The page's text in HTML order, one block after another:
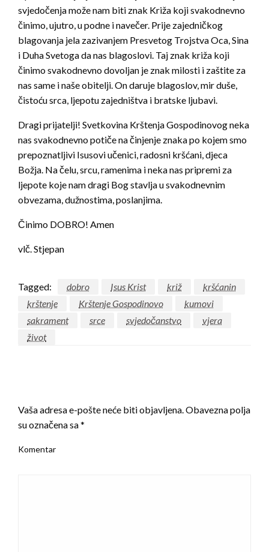
svjedočenja može nam biti znak Križa koji svakodnevno
činimo, ujutro, u podne i navečer. Prije zajedničkog
blagovanja jela zazivanjem Presvetog Trojstva Oca, Sina
i Duha Svetoga da nas blagoslovi. Taj znak križa koji
činimo svakodnevno dovoljan je znak milosti i zaštite za
nas same i naše obitelji. On daruje blagoslov, mir duše,
čistoću srca, ljepotu zajedništva i bratske ljubavi.
Dragi prijatelji! Svetkovina Krštenja Gospodinovog neka
nas svakodnevno potiče na činjenje znaka po kojem smo
prepoznatljivi Isusovi učenici, radosni kršćani, djeca
Božja. Na čelu, srcu, ramenima i neka nas pripremi za
ljepote koje nam dragi Bog stavlja u svakodnevnim
obvezama, dužnostima, poslanjima.
Činimo DOBRO! Amen
vlč. Stjepan
Tagged: dobro Isus Krist križ
kršćanin
krštenje
Krštenje Gospodinovo
kumovi
sakrament
srce svjedočanstvo
vjera
život
Vaša adresa e-pošte neće biti objavljena.Obavezna polja
su označena sa*
Komentar